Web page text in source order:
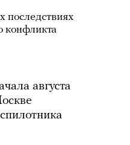
последствиях
конфликта
августа